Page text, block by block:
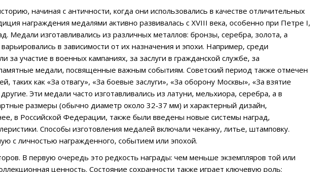
начиная с античности, когда они использовались в качестве отличительных
награждения медалями активно развивалась с XVIII века, особенно при Петре I,
Медали изготавливались из различных металлов: бронзы, серебра, золота, а
в зависимости от их назначения и эпохи. Например, среди
участие в военных кампаниях, за заслуги в гражданской службе, за
медали, посвященные важным событиям. Советский период также отмечен
таких как «За отвагу», «За боевые заслуги», «За оборону Москвы», «За взятие
Эти медали часто изготавливались из латуни, мельхиора, серебра, а в
размеры (обычно диаметр около 32-37 мм) и характерный дизайн,
в Российской Федерации, также были введены новые системы наград,
Способы изготовления медалей включали чеканку, литье, штамповку.
с личностью награжденного, событием или эпохой.
В первую очередь это редкость награды: чем меньше экземпляров той или
ценность. Состояние сохранности также играет ключевую роль: